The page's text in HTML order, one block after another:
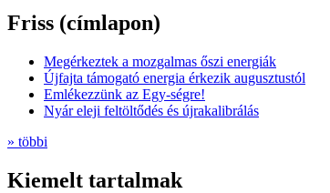
Friss (címlapon)
Megérkeztek a mozgalmas őszi energiák
Újfajta támogató energia érkezik augusztustól
Emlékezzünk az Egy-ségre!
Nyár eleji feltöltődés és újrakalibrálás
» többi
Kiemelt tartalmak